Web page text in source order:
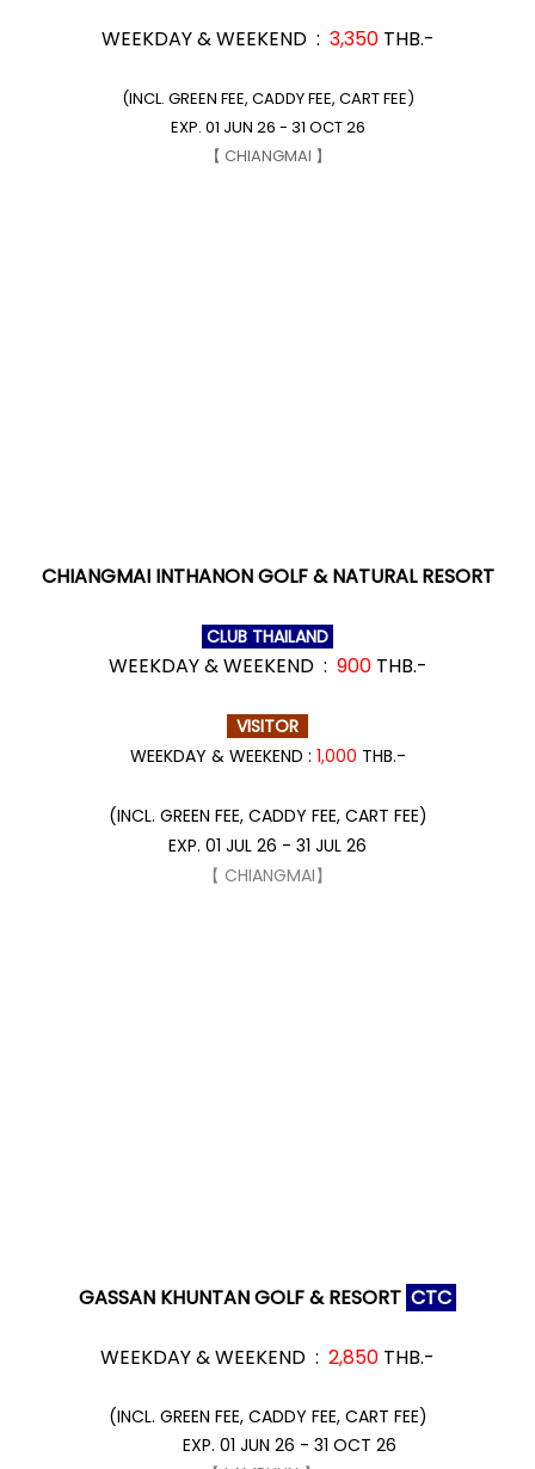
WEEKDAY & WEEKEND : 3,350 THB.-
(INCL. GREEN FEE, CADDY FEE, CART FEE)
EXP. 01 JUN 26 - 31 OCT 26
【 CHIANGMAI 】
CHIANGMAI INTHANON GOLF & NATURAL RESORT
CLUB THAILAND
WEEKDAY & WEEKEND : 900THB.-
VISITOR
WEEKDAY & WEEKEND : 1,000 THB.-
(INCL. GREEN FEE, CADDY FEE, CART FEE)
EXP. 01 JUL 26 - 31 JUL 26
【 CHIANGMAI】
GASSAN KHUNTAN GOLF & RESORT CTC
WEEKDAY & WEEKEND : 2,850 THB.-
(INCL. GREEN FEE, CADDY FEE, CART FEE)
EXP. 01 JUN 26 - 31 OCT 26